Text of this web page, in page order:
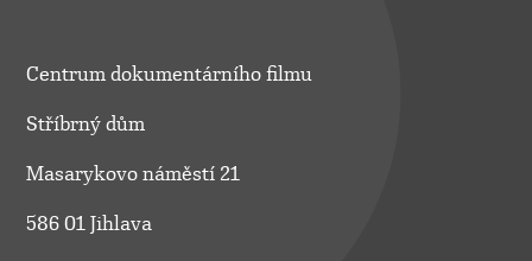
Centrum dokumentárního filmu
Stříbrný dům
Masarykovo náměstí 21
586 01 Jihlava